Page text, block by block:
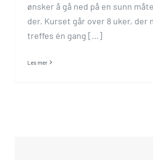
ønsker å gå ned på en sunn
der. Kurset går over 8 uker, der
treffes én gang [...]
Les mer